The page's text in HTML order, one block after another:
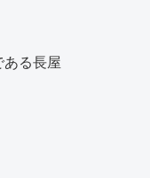
る長屋